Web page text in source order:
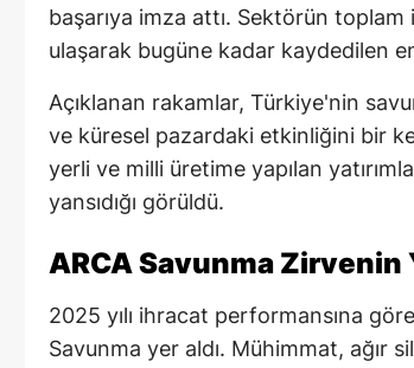
başarıya imza attı. Sektörün
ulaşarak bugüne kadar kaydedilen
Açıklanan rakamlar, Türkiye'nin
ve küresel pazardaki etkinliğini bir
yerli ve milli üretime yapılan
yansıdığı görüldü.
ARCA Savunma Zirvenin
2025 yılı ihracat performansına
Savunma yer aldı. Mühimmat, ağır